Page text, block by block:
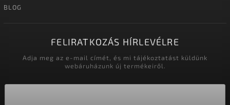
BLOG
FELIRATKOZÁS HÍRLEVÉLRE
Adja meg az e-mail címét, és mi tájékoztatást küldünk
webáruházunk új termékeiről.